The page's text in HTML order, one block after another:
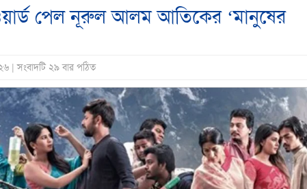
পেল নূরুল আলম আতিকের ‘মানুষের
| সংবাদটি ২৯ বার পঠিত